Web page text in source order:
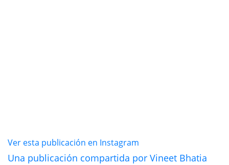
Ver esta publicación en Instagram
Una publicación compartida por Vineet Bhatia